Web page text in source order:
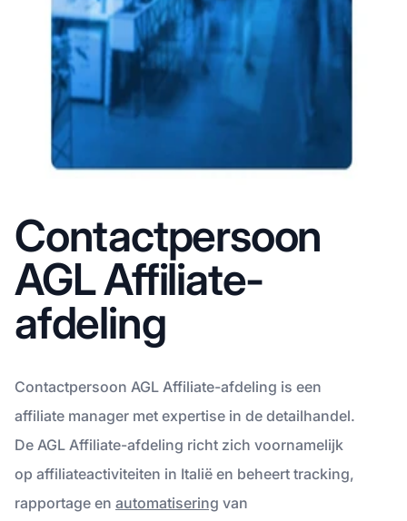
Contactpersoon
AGL Affiliate-
afdeling
Contactpersoon AGL Affiliate-afdeling is een
affiliate manager met expertise in de detailhandel.
De AGL Affiliate-afdeling richt zich voornamelijk
op affiliateactiviteiten in Italië en beheert tracking,
rapportage en automatisering van